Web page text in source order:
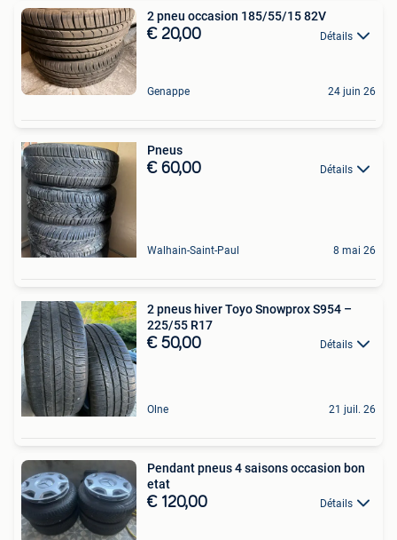
2 pneu occasion 185/55/15 82V
€ 20,00 Détails
Genappe 24 juin 26
Pneus
€ 60,00 Détails
Walhain-Saint-Paul 8 mai 26
2 pneus hiver Toyo Snowprox S954 –
225/55 R17
€ 50,00 Détails
Olne 21 juil. 26
Pendant pneus 4 saisons occasion bon
etat
€ 120,00 Détails